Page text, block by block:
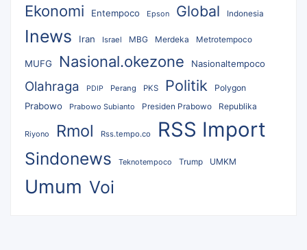
Ekonomi Entempoco Epson Global Indonesia
Inews Iran Israel MBG Merdeka Metrotempoco
MUFG Nasional.okezone Nasionaltempoco
Olahraga PDIP Perang PKS Politik Polygon
Prabowo Prabowo Subianto Presiden Prabowo Republika
Riyono Rmol Rss.tempo.co RSS Import
Sindonews Teknotempoco Trump UMKM
Umum Voi